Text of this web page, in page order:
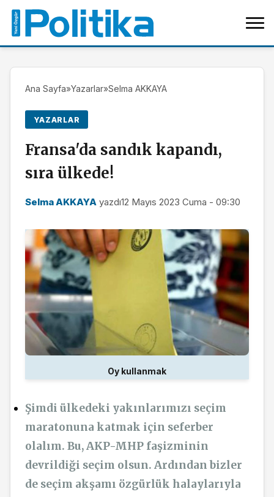
Ana Sayfa»Yazarlar»Selma AKKAYA
YAZARLAR
Fransa'da sandık kapandı,
sıra ülkede!
Selma AKKAYA yazdı12 Mayıs 2023 Cuma - 09:30
Oy kullanmak
Şimdi ülkedeki yakınlarımızı seçim
maratonuna katmak için seferber
olalım. Bu, AKP-MHP faşizminin
devrildiği seçim olsun. Ardından bizler
de seçim akşamı özgürlük halaylarıyla